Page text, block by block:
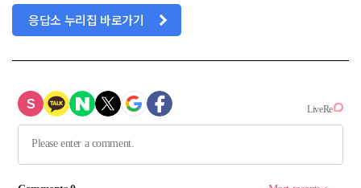
응답소 누리집 바로가기